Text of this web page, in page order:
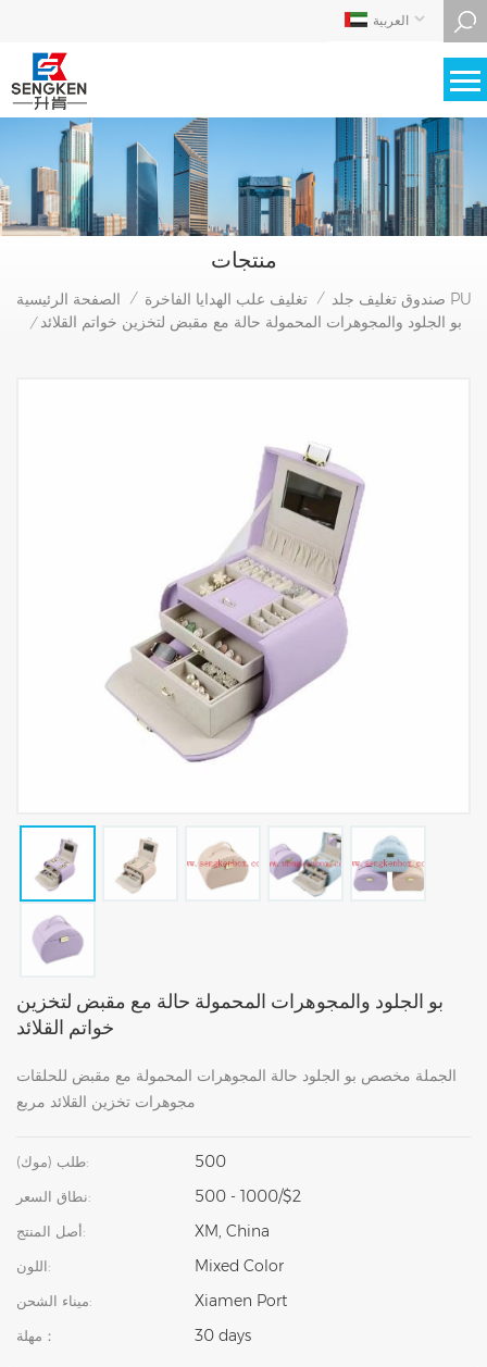
العربية
منتجات
الصفحة الرئيسية / تغليف علب الهدايا الفاخرة / صندوق تغليف جلد PU
/ بو الجلود والمجوهرات المحمولة حالة مع مقبض لتخزين خواتم القلائد
بو الجلود والمجوهرات المحمولة حالة مع مقبض لتخزين
خواتم القلائد
الجملة مخصص بو الجلود حالة المجوهرات المحمولة مع مقبض للحلقات
مجوهرات تخزين القلائد مربع
طلب (موك): 500
نطاق السعر: 500 - 1000/$2
أصل المنتج: XM, China
اللون: Mixed Color
ميناء الشحن: Xiamen Port
مهلة： 30 days